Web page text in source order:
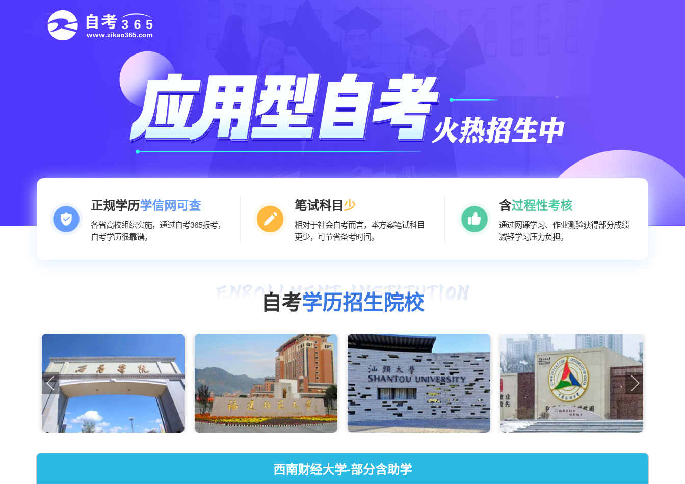
正规学历学信网可查
各省高校组织实施，通过自考365报考，
自考学历很靠谱。
笔试科目少
相对于社会自考而言，本方案笔试科目
更少，可节省备考时间。
含过程性考核
通过网课学习、作业测验获得部分成绩
减轻学习压力负担。
自考学历招生院校
西南财经大学-部分含助学